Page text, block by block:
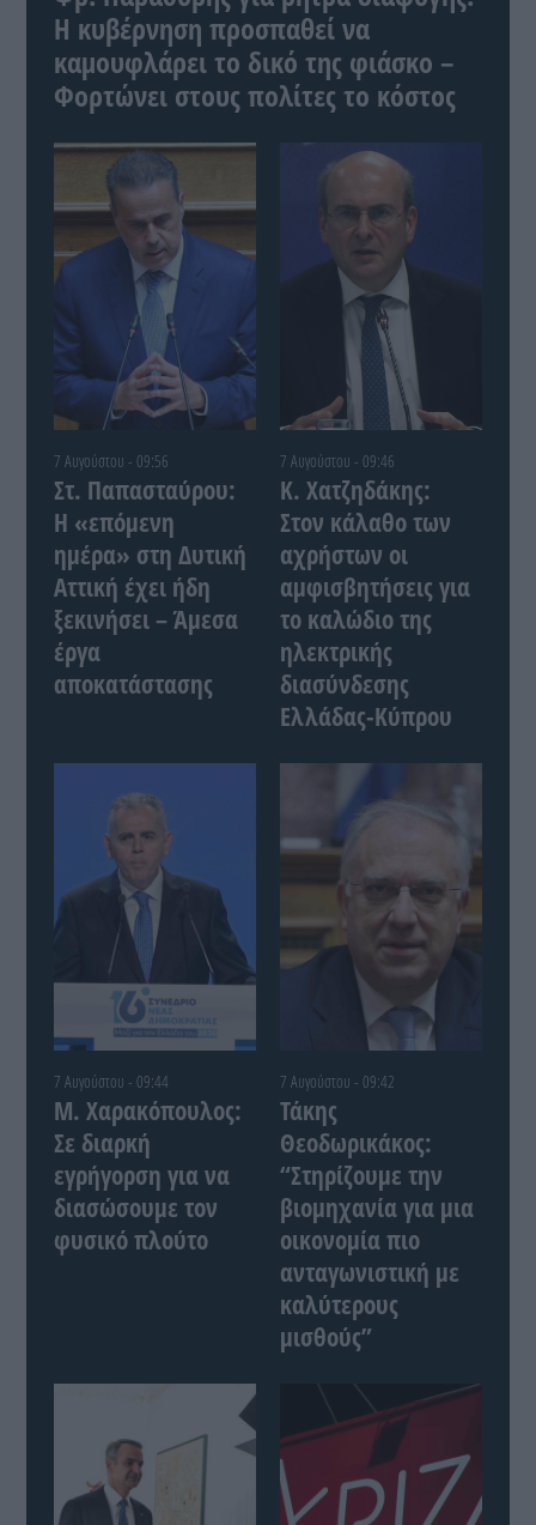
Η κυβέρνηση προσπαθεί να
καμουφλάρει το δικό της φιάσκο –
Φορτώνει στους πολίτες το κόστος
7 Αυγούστου - 09:56
Στ. Παπασταύρου:
Η «επόμενη
ημέρα» στη Δυτική
Αττική έχει ήδη
ξεκινήσει – Άμεσα
έργα
αποκατάστασης
7 Αυγούστου - 09:46
Κ. Χατζηδάκης:
Στον κάλαθο των
αχρήστων οι
αμφισβητήσεις για
το καλώδιο της
ηλεκτρικής
διασύνδεσης
Ελλάδας-Κύπρου
7 Αυγούστου - 09:44
Μ. Χαρακόπουλος:
Σε διαρκή
εγρήγορση για να
διασώσουμε τον
φυσικό πλούτο
7 Αυγούστου - 09:42
Τάκης
Θεοδωρικάκος:
“Στηρίζουμε την
βιομηχανία για μια
οικονομία πιο
ανταγωνιστική με
καλύτερους
μισθούς”